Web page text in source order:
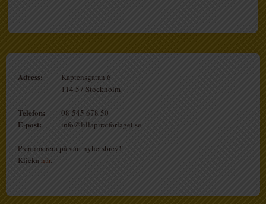
Adress:
Kaptensgatan 6
114 57 Stockholm
Telefon: 08-545 678 50
E-post: info@lillapiratforlaget.se
Prenumerera på vårt nyhetsbrev!
Klickahär.